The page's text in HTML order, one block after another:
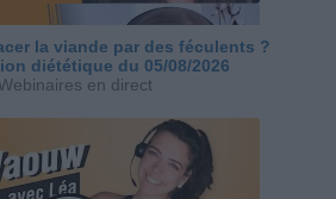
la viande par des féculents ?
diététique du 05/08/2026
en direct